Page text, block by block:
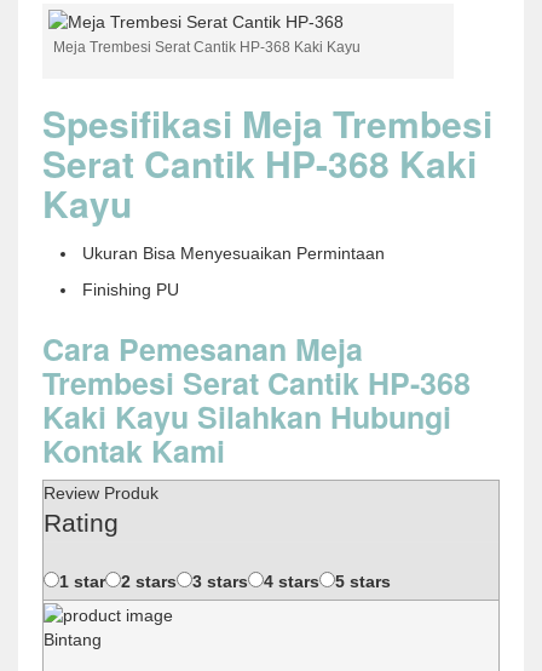
Meja Trembesi Serat Cantik HP-368 Kaki Kayu
Spesifikasi Meja Trembesi
Serat Cantik HP-368 Kaki
Kayu
Ukuran Bisa Menyesuaikan Permintaan
Finishing PU
Cara Pemesanan Meja
Trembesi Serat Cantik HP-368
Kaki Kayu Silahkan Hubungi
Kontak Kami
Review Produk
Rating
1 star 2 stars 3 stars 4 stars 5 stars
Bintang